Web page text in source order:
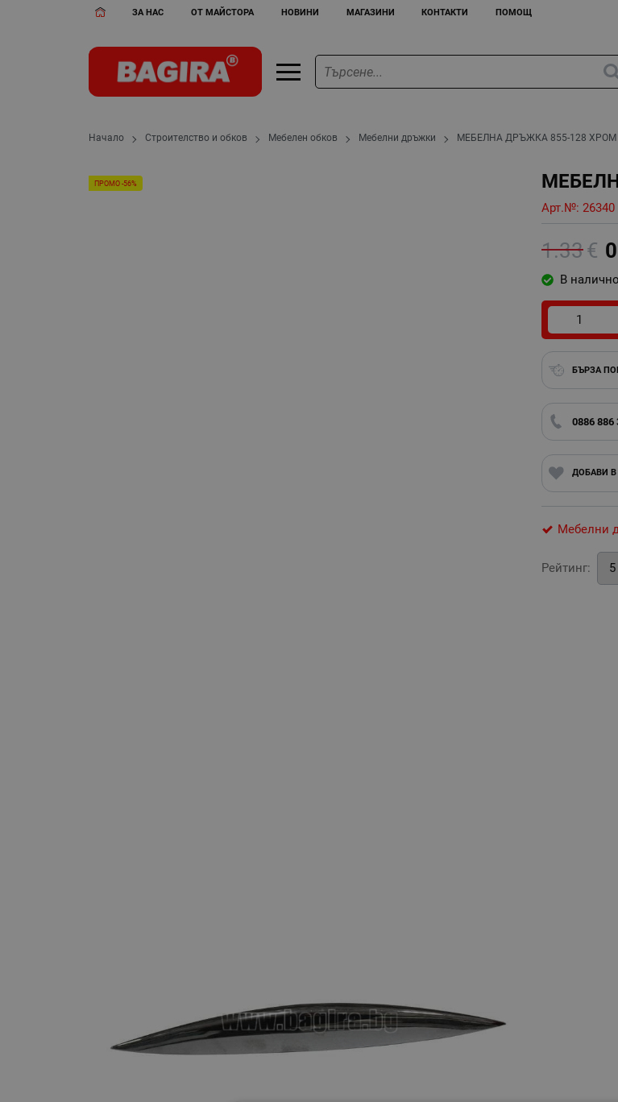
ЗА НАС ОТ МАЙСТОРА НОВИНИ МАГАЗИНИ КОНТАКТИ ПОМОЩ
Начало Строителство и обков Мебелен обков Мебелни дръжки МЕБЕЛНА ДРЪЖКА 855-128 ХРОМ
Арт.№: 26340
ПРОМО -56%
1.33€
В
БЪРЗА
0886 886
ДОБАВИ
Мебелни
Рейтинг: